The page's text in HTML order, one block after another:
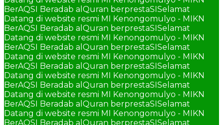
BerAQSI Beradab alQuran berprestaSISelamat
Datang di website resmi MI Kenongomulyo - MIKN
BerAQSI Beradab alQuran berprestaSISelamat
Datang di website resmi MI Kenongomulyo - MIKN
BerAQSI Beradab alQuran berprestaSISelamat
Datang di website resmi MI Kenongomulyo - MIKN
BerAQSI Beradab alQuran berprestaSISelamat
Datang di website resmi MI Kenongomulyo - MIKN
BerAQSI Beradab alQuran berprestaSISelamat
Datang di website resmi MI Kenongomulyo - MIKN
BerAQSI Beradab alQuran berprestaSISelamat
Datang di website resmi MI Kenongomulyo - MIKN
BerAQSI Beradab alQuran berprestaSISelamat